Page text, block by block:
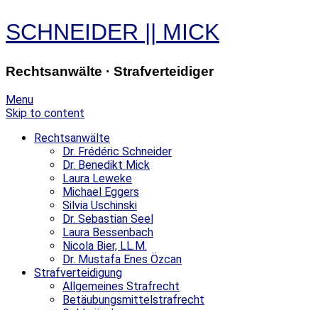
SCHNEIDER || MICK
Rechtsanwälte · Strafverteidiger
Menu
Skip to content
Rechtsanwälte
Dr. Frédéric Schneider
Dr. Benedikt Mick
Laura Leweke
Michael Eggers
Silvia Uschinski
Dr. Sebastian Seel
Laura Bessenbach
Nicola Bier, LL.M.
Dr. Mustafa Enes Özcan
Strafverteidigung
Allgemeines Strafrecht
Betäubungsmittelstrafrecht